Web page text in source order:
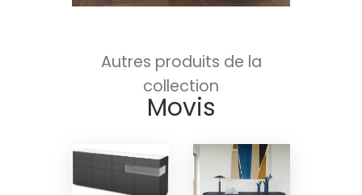
Autres produits de la
collection
Movis